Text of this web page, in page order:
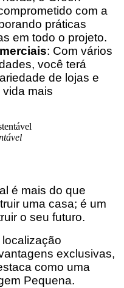
com a
práticas
em todo o projeto.
: Com vários
você terá
de lojas e
mais
é mais do que
uma casa; é um
o seu futuro.
exclusivas,
como uma
Pequena.